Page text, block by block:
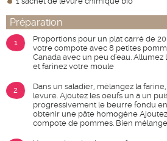
Préparation
1
Proportions pour un plat carré de
votre compote avec 8 petites
Canada avec un peu d'eau. Allumez
et farinez votre moule
2
Dans un saladier, mélangez la
levure. Ajoutez les oeufs un à un
progressivement le beurre fondu
obtenir une pâte homogène
compote de pommes. Bien